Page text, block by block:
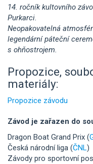
14. ročník kultovního
Purkarci.
Neopakovatelná
legendární páteční
s ohňostrojem.
Propozice,
materiály:
Propozice závodu
Závod je zařazen do
Dragon Boat Grand Prix (
Česká národní liga (ČNL)
Závody pro sportovní